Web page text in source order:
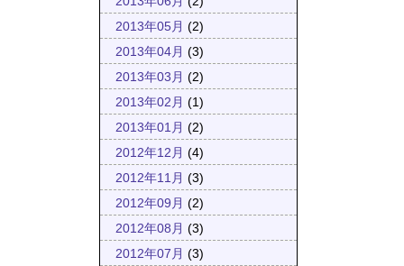
2013年05月 (2)
2013年04月 (3)
2013年03月 (2)
2013年02月 (1)
2013年01月 (2)
2012年12月 (4)
2012年11月 (3)
2012年09月 (2)
2012年08月 (3)
2012年07月 (3)